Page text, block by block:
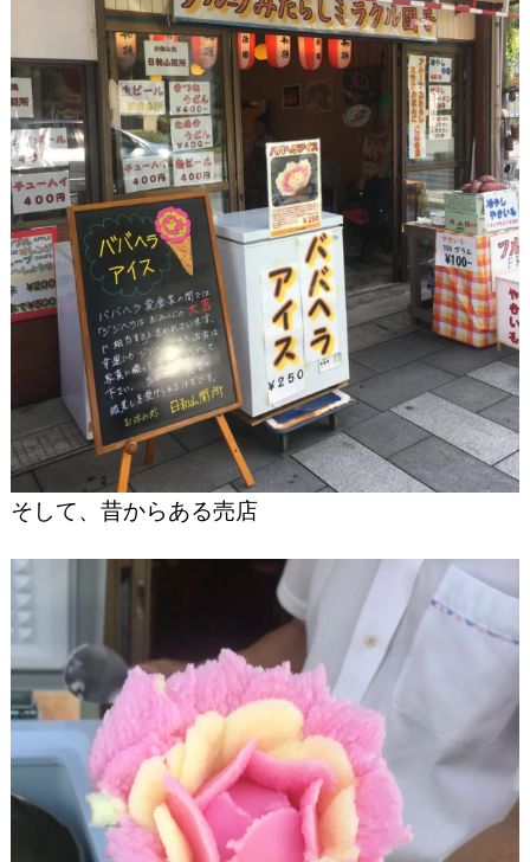
そして、昔からある売店